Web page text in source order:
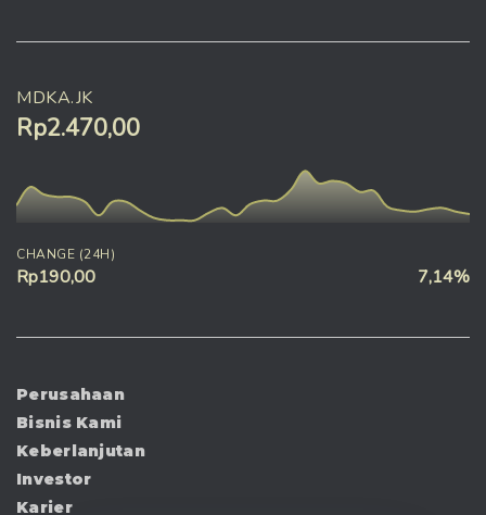
MDKA.JK
Rp2.470,00
CHANGE (24H)
Rp190,00 7,14%
Perusahaan
Bisnis Kami
Keberlanjutan
Investor
Karier